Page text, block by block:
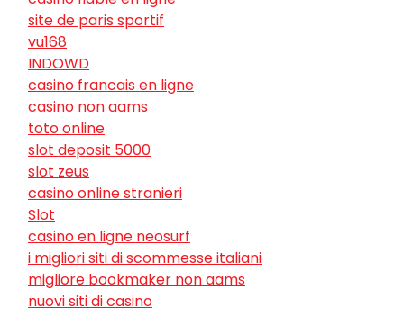
site de paris sportif
vu168
INDOWD
casino francais en ligne
casino non aams
toto online
slot deposit 5000
slot zeus
casino online stranieri
Slot
casino en ligne neosurf
i migliori siti di scommesse italiani
migliore bookmaker non aams
nuovi siti di casino